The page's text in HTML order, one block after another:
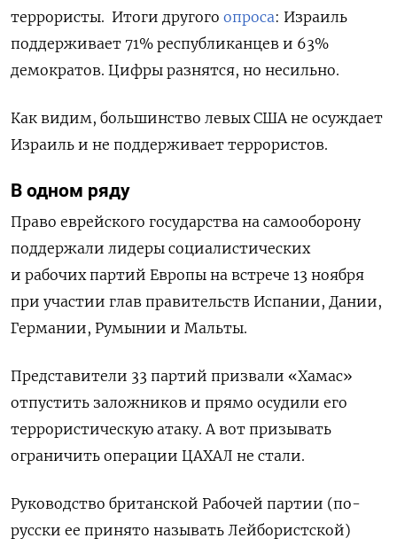
террористы. Итоги другого опроса: Израиль
поддерживает 71% республиканцев и 63%
демократов. Цифры разнятся, но несильно.
Как видим, большинство левых США не осуждает
Израиль и не поддерживает террористов.
В одном ряду
Право еврейского государства на самооборону
поддержали лидеры социалистических
и рабочих партий Европы на встрече 13 ноября
при участии глав правительств Испании, Дании,
Германии, Румынии и Мальты.
Представители 33 партий призвали «Хамас»
отпустить заложников и прямо осудили его
террористическую атаку. А вот призывать
ограничить операции ЦАХАЛ не стали.
Руководство британской Рабочей партии (по-
русски ее принято называть Лейбористской)